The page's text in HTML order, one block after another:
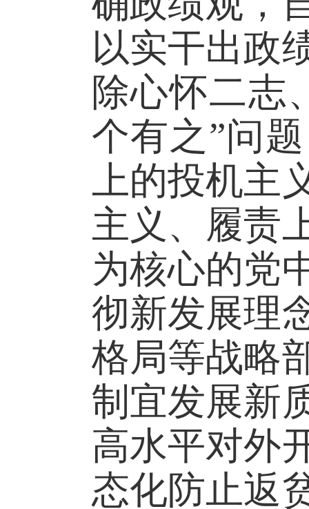
以实干出政
除心怀二志
个有之”问
上的投机
主义、履责
为核心的党
彻新发展理
格局等战略
制宜发展新
高水平对外
态化防止返